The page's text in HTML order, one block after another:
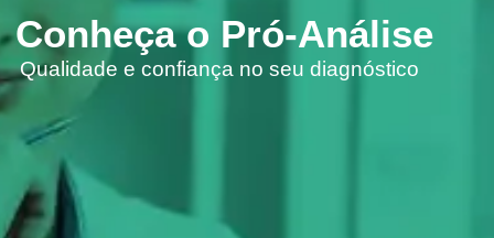
Conheça o Pró-Análise
Qualidade e confiança no seu diagnóstico